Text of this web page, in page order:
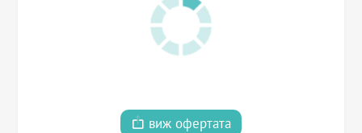
виж офертата